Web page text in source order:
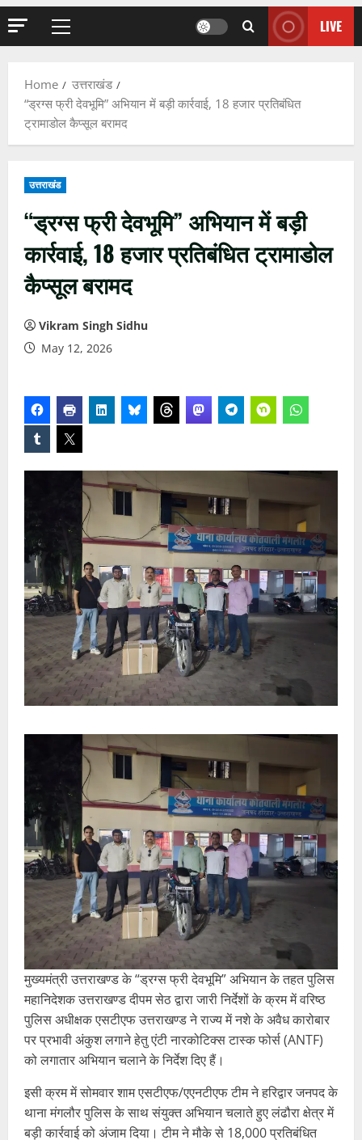
Primary
LIVE
Home
उत्तराखंड
“ड्रग्स फ्री देवभूमि” अभियान में बड़ी कार्रवाई, 18 हजार प्रतिबंधित
ट्रामाडोल कैप्सूल बरामद
उत्तराखंड
“ड्रग्स फ्री देवभूमि” अभियान में बड़ी
कार्रवाई, 18 हजार प्रतिबंधित ट्रामाडोल
कैप्सूल बरामद
Vikram Singh Sidhu
May 12, 2026
मुख्यमंत्री उत्तराखण्ड के “ड्रग्स फ्री देवभूमि” अभियान के तहत पुलिस
महानिदेशक उत्तराखण्ड दीपम सेठ द्वारा जारी निर्देशों के क्रम में वरिष्ठ
पुलिस अधीक्षक एसटीएफ उत्तराखण्ड ने राज्य में नशे के अवैध कारोबार
पर प्रभावी अंकुश लगाने हेतु एंटी नारकोटिक्स टास्क फोर्स (ANTF)
को लगातार अभियान चलाने के निर्देश दिए हैं।
इसी क्रम में सोमवार शाम एसटीएफ/एएनटीएफ टीम ने हरिद्वार जनपद के
थाना मंगलौर पुलिस के साथ संयुक्त अभियान चलाते हुए लंढौरा क्षेत्र में
बड़ी कार्रवाई को अंजाम दिया। टीम ने मौके से 18,000 प्रतिबंधित